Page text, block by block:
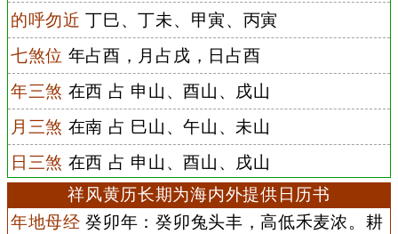
的呼勿近 丁巳、丁未、甲寅、丙寅
七煞位 年占酉，月占戌，日占酉
年三煞 在西 占 申山、酉山、戌山
月三煞 在南 占 巳山、午山、未山
日三煞 在西 占 申山、酉山、戌山
祥风黄历长期为海内外提供日历书
年地母经 癸卯年：癸卯兔头丰，高低禾麦浓。耕